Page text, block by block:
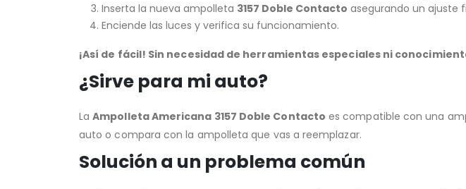
Inserta la nueva ampolleta 3157 Doble Contacto asegurando un ajuste
Enciende las luces y verifica su funcionamiento.
¡Así de fácil! Sin necesidad de herramientas especiales ni
¿Sirve para mi auto?
LaAmpolleta Americana 3157 Doble Contacto es compatible con una
auto o compara con la ampolleta que vas a reemplazar.
Solución a un problema común